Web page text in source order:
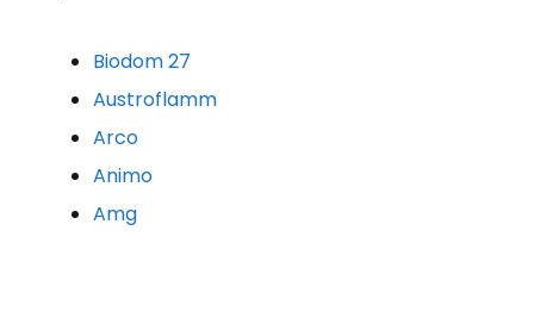
Biodom 27
Austroflamm
Arco
Animo
Amg